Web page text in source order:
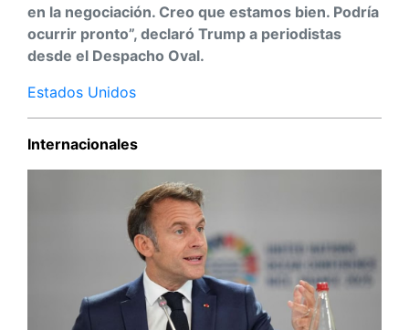
en la negociación. Creo que estamos bien. Podría
ocurrir pronto”, declaró Trump a periodistas
desde el Despacho Oval.
Estados Unidos
Internacionales